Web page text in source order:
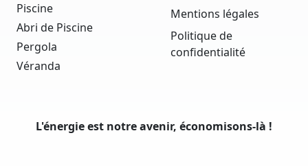
Piscine
Abri de Piscine
Pergola
Véranda
Mentions légales
Politique de
confidentialité
L'énergie est notre avenir, économisons-là !